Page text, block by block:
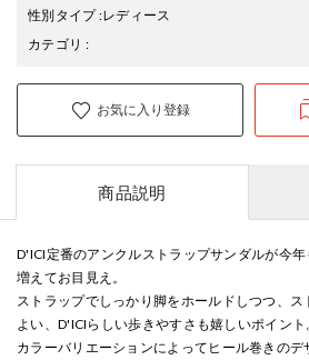
性別タイプ:レディース
カテゴリ :
お気に入り登録
商品説明
D'ICI定番のアンクルストラップサンダルが今
増えてお目見え。
ストラップでしっかり脚をホールドしつつ、
よい、D'ICIらしい歩きやすさも嬉しいポイント
カラーバリエーションによってヒール巻きのデ